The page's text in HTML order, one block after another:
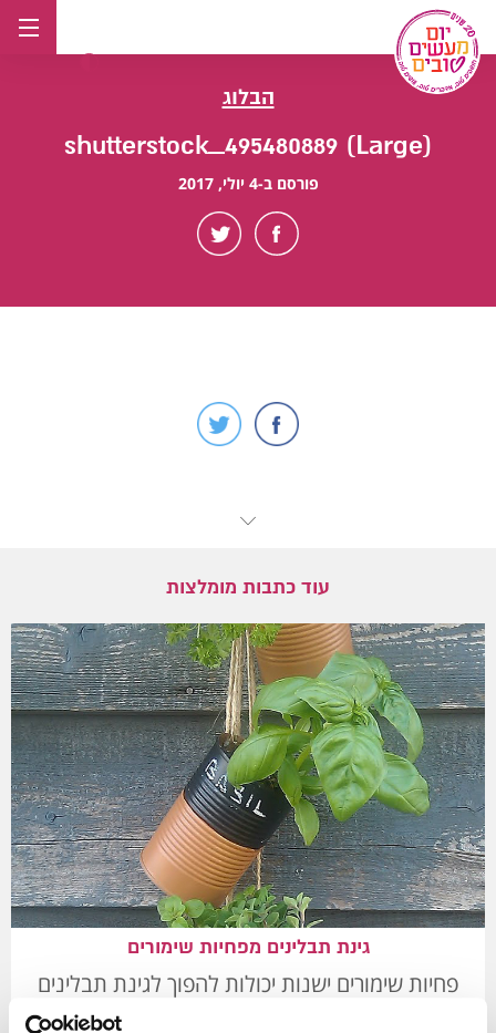
לתוכן
הבלוג
shutterstock_495480889 (Large)
פורסם ב-4 יולי, 2017
עוד כתבות מומלצות
גינת תבלינים מפחיות שימורים
פחיות שימורים ישנות יכולות להפוך לגינת תבלינים